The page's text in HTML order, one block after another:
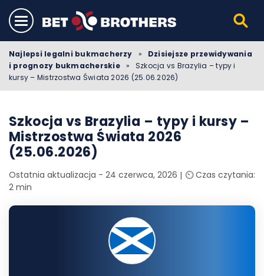
Najlepsi legalni bukmacherzy »
Dzisiejsze przewidywania
i prognozy bukmacherskie
»
Szkocja vs Brazylia – typy i
kursy – Mistrzostwa Świata 2026 (25.06.2026)
Szkocja vs Brazylia – typy i kursy –
Mistrzostwa Świata 2026
(25.06.2026)
Ostatnia aktualizacja - 24 czerwca, 2026
⏲️ Czas czytania:
2 min